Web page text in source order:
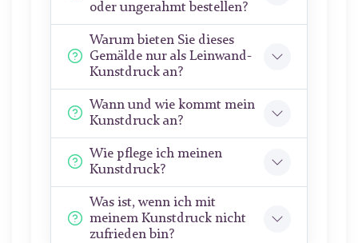
oder ungerahmt bestellen?
Warum bieten Sie dieses
Gemälde nur als Leinwand-
Kunstdruck an?
Wann und wie kommt mein
Kunstdruck an?
Wie pflege ich meinen
Kunstdruck?
Was ist, wenn ich mit
meinem Kunstdruck nicht
zufrieden bin?